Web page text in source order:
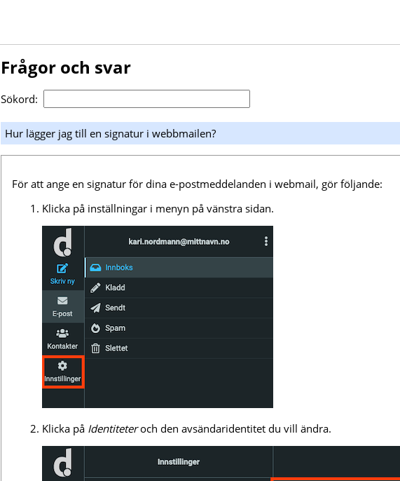
Frågor och svar
Sökord:
Hur lägger jag till en signatur i webbmailen?
För att ange en signatur för dina e-postmeddelanden i webmail, gör följande:
Klicka på inställningar i menyn på vänstra sidan.
Klicka på Identiteteroch den avsändaridentitet du vill ändra.